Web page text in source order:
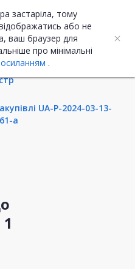
застаріла, тому
або не
ваш браузер для
про мінімальні
.
UA ENG
закупівлю
UA-P-2024-03-13-
a